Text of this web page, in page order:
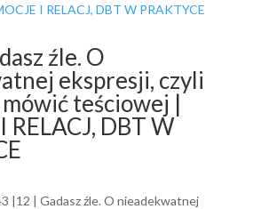
źle. O
ekspresji, czyli
teściowej |
RELACJ, DBT W
|12 | Gadasz źle. O nieadekwatnej